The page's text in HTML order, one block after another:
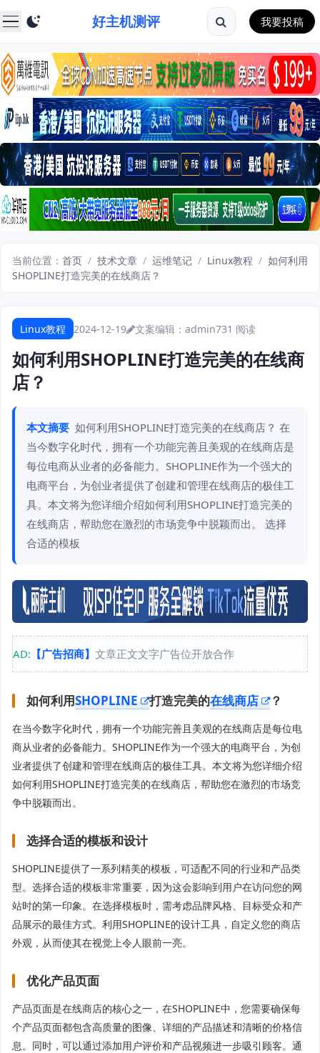
好主机测评 我要投稿
当前位置： 首页 / 技术文章 / 运维笔记 / Linux教程 / 如何利用
SHOPLINE打造完美的在线商店？
Linux教程 2024-12-19 文案编辑：admin731 阅读
如何利用SHOPLINE打造完美的在线商
店？
本文摘要 如何利用SHOPLINE打造完美的在线商店？ 在
当今数字化时代，拥有一个功能完善且美观的在线商店是
每位电商从业者的必备能力。SHOPLINE作为一个强大的
电商平台，为创业者提供了创建和管理在线商店的极佳工
具。本文将为您详细介绍如何利用SHOPLINE打造完美的
在线商店，帮助您在激烈的市场竞争中脱颖而出。 选择
合适的模板
AD: 【广告招商】 文章正文文字广告位开放合作
如何利用SHOPLINE 打造完美的在线商店 ？
在当今数字化时代，拥有一个功能完善且美观的在线商店是每位电
商从业者的必备能力。SHOPLINE作为一个强大的电商平台，为创
业者提供了创建和管理在线商店的极佳工具。本文将为您详细介绍
如何利用SHOPLINE打造完美的在线商店，帮助您在激烈的市场竞
争中脱颖而出。
选择合适的模板和设计
SHOPLINE提供了一系列精美的模板，可适配不同的行业和产品类
型。选择合适的模板非常重要，因为这会影响到用户在访问您的网
站时的第一印象。在选择模板时，需考虑品牌风格、目标受众和产
品展示的最佳方式。利用SHOPLINE的设计工具，自定义您的商店
外观，从而使其在视觉上令人眼前一亮。
优化产品页面
产品页面是在线商店的核心之一，在SHOPLINE中，您需要确保每
个产品页面都包含高质量的图像、详细的产品描述和清晰的价格信
息。同时，可以通过添加用户评价和产品视频进一步吸引顾客。通